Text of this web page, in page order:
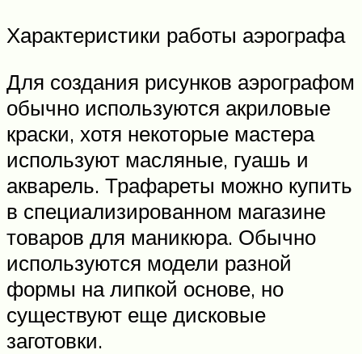
Характеристики работы аэрографа
Для создания рисунков аэрографом
обычно используются акриловые
краски, хотя некоторые мастера
используют масляные, гуашь и
акварель. Трафареты можно купить
в специализированном магазине
товаров для маникюра. Обычно
используются модели разной
формы на липкой основе, но
существуют еще дисковые
заготовки.